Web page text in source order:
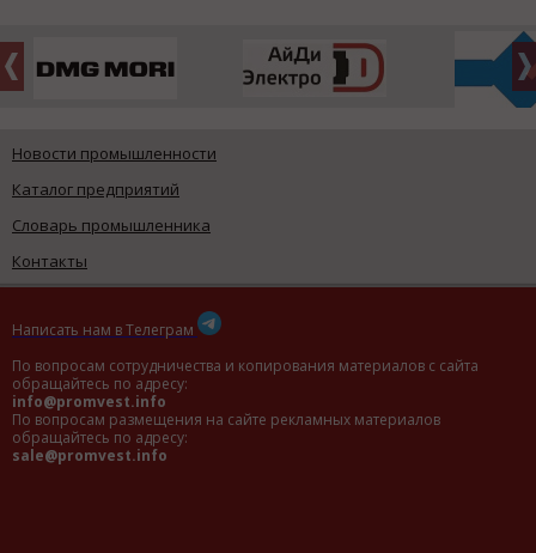
Новости промышленности
Каталог предприятий
Словарь промышленника
Контакты
Написать нам в Телеграм
По вопросам сотрудничества и копирования материалов с сайта
обращайтесь по адресу:
info@promvest.info
По вопросам размещения на сайте рекламных материалов
обращайтесь по адресу:
sale@promvest.info